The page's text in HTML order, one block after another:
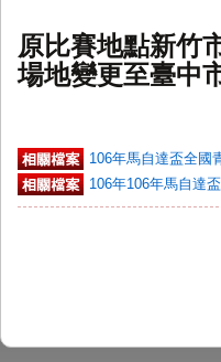
原比賽地點新竹
場地變更至臺中
106年馬自達盃全國
106年106年馬自達